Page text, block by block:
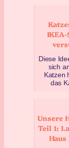
Unsere
Teil 1:
April
Diese
sich
Katzen
das